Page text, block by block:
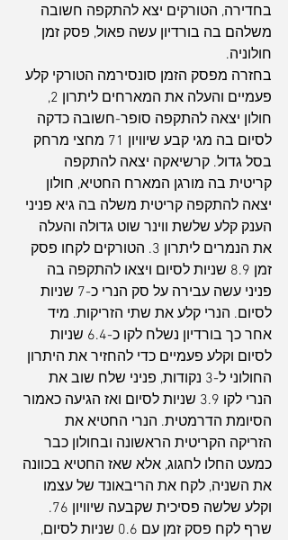
ארכיון
בחדירה, הטורקים יצא להתקפה חשובה
משלהם בה בורדיון עשה פאול, פסק זמן
חולוניה.
בחזרה מפסק הזמן סונסירמה הטורקי קלע
פעמיים והעלה את המארחים ליתרון 2,
חולון יצאה להתקפה סופר-חשובה כדקה
לסיום בה מגי קבע שיוויון 71 מחצי מרחק
בסל גדול. קרשיאקה יצאה להתקפה
קריטית בה מורגן המארח החטיא, חולון
יצאה להתקפה קריטית משלה בה גיא פניני
הענק קלע שלשת ווינר שוט גדולה והעלה
את הנמרים ליתרון 3. הטורקים לקחו פסק
זמן 8.9 שניות לסיום ויצאו להתקפה בה
פניני עשה עבירה על סק הנרי כ-7 שניות
לסיום. הנרי קלע את שתי הזריקות. מיד
אחר כך בורדיון נשלח לקו כ-6.4 שניות
לסיום וקלע פעמיים כדי להחזיר את היתרון
החולוני ל-3 נקודות, פניני שלח שוב את
הנרי לקו 3.9 שניות לסיום ואז הגיעה כאמור
הסיומת הדרמטית. הנרי החטיא את
הזריקה הקריטית הראשונה ובחולון כבר
כמעט החלו לחגוג, אלא שאז החטיא בכוונה
את השניה, לקח את הריבאונד של עצמו
וקלע שלשה פסיכית שקבעה שיוויון 76.
שרף לקח פסק זמן עם 0.6 שניות לסיום,